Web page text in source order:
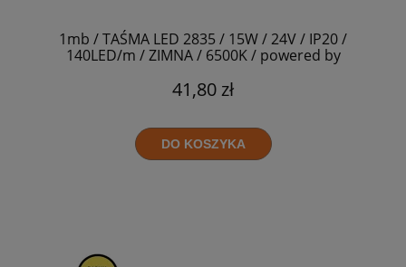
1mb / TAŚMA LED 2835 / 15W / 24V / IP20 /
140LED/m / ZIMNA / 6500K / powered by
SAMSUNG / RA>90
41,80 zł
DO KOSZYKA